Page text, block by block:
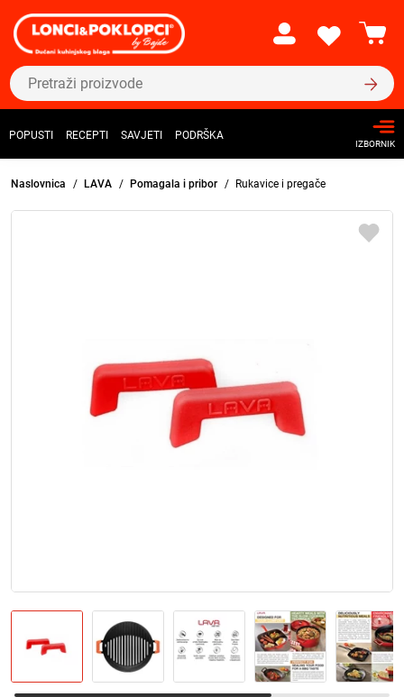
POPUSTI RECEPTI SAVJETI PODRŠKA
IZBORNIK
Naslovnica LAVA Pomagala i pribor Rukavice i pregače